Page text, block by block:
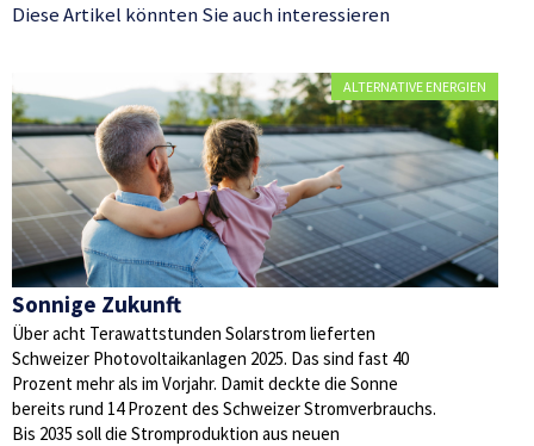
Diese Artikel könnten Sie auch interessieren
ALTERNATIVE ENERGIEN
Sonnige Zukunft
Über acht Terawattstunden Solarstrom lieferten
Schweizer Photovoltaikanlagen 2025. Das sind fast 40
Prozent mehr als im Vorjahr. Damit deckte die Sonne
bereits rund 14 Prozent des Schweizer Stromverbrauchs.
Bis 2035 soll die Stromproduktion aus neuen